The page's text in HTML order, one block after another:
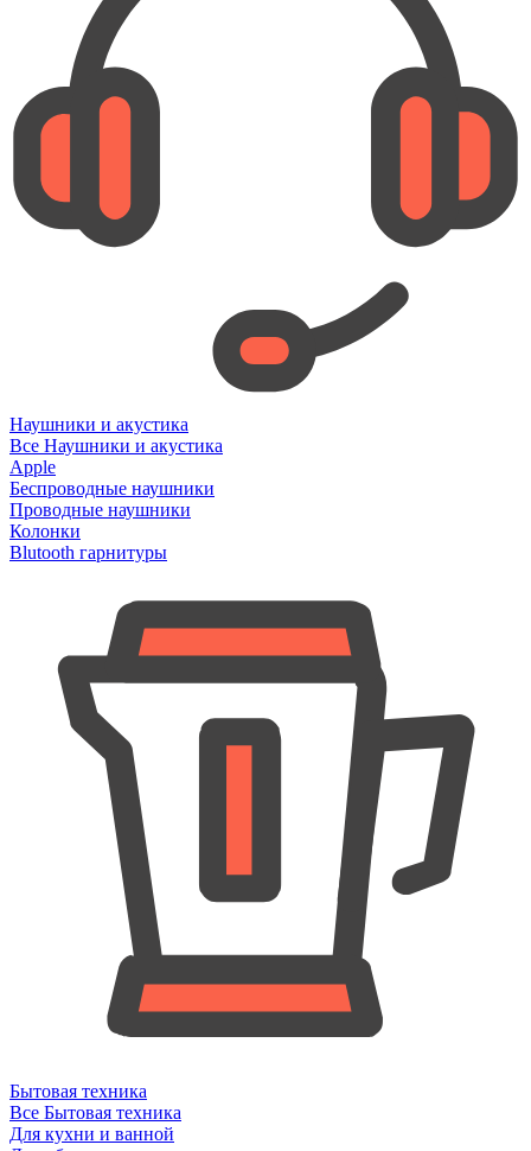
Наушники и акустика
Все Наушники и акустика
Apple
Беспроводные наушники
Проводные наушники
Колонки
Blutooth гарнитуры
Бытовая техника
Все Бытовая техника
Для кухни и ванной